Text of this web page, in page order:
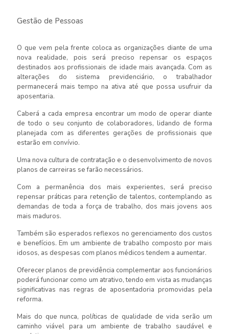
Gestão de Pessoas
O que vem pela frente coloca as organizações diante de uma
nova realidade, pois será preciso repensar os espaços
destinados aos profissionais de idade mais avançada. Com as
alterações do sistema previdenciário, o trabalhador
permanecerá mais tempo na ativa até que possa usufruir da
aposentaria.
Caberá a cada empresa encontrar um modo de operar diante
de todo o seu conjunto de colaboradores, lidando de forma
planejada com as diferentes gerações de profissionais que
estarão em convívio.
Uma nova cultura de contratação e o desenvolvimento de novos
planos de carreiras se farão necessários.
Com a permanência dos mais experientes, será preciso
repensar práticas para retenção de talentos, contemplando as
demandas de toda a força de trabalho, dos mais jovens aos
mais maduros.
Também são esperados reflexos no gerenciamento dos custos
e benefícios. Em um ambiente de trabalho composto por mais
idosos, as despesas com planos médicos tendem a aumentar.
Oferecer planos de previdência complementar aos funcionários
poderá funcionar como um atrativo, tendo em vista as mudanças
significativas nas regras de aposentadoria promovidas pela
reforma.
Mais do que nunca, políticas de qualidade de vida serão um
caminho viável para um ambiente de trabalho saudável e